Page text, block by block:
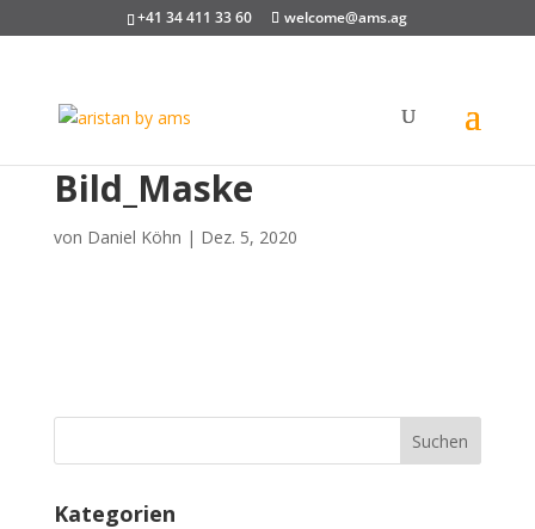
+41 34 411 33 60 welcome@ams.ag
Bild_Maske
von Daniel Köhn | Dez. 5, 2020
Kategorien